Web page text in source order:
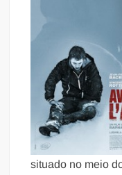
situado no meio